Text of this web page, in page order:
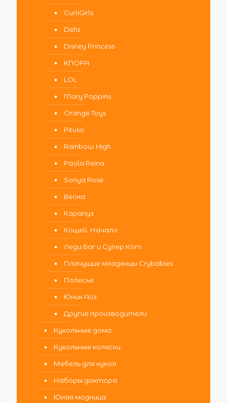
CurliGirls
Defa
Disney Princess
KNOPA
LOL
Mary Poppins
Orange Toys
Pituso
Rainbow High
Paola Reina
Sonya Rose
Весна
Карапуз
Кощей. Начало
Леди Баг и Супер Кот
Плачущие младенцы Crybabies
Полесье
Юник Айз
Другие производители
Кукольные дома
Кукольные коляски
Мебель для кукол
Наборы доктора
Юная модница